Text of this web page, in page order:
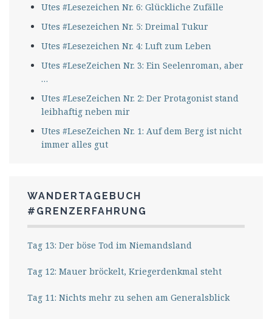
Utes #Lesezeichen Nr. 6: Glückliche Zufälle
Utes #Lesezeichen Nr. 5: Dreimal Tukur
Utes #Lesezeichen Nr. 4: Luft zum Leben
Utes #LeseZeichen Nr. 3: Ein Seelenroman, aber
…
Utes #LeseZeichen Nr. 2: Der Protagonist stand
leibhaftig neben mir
Utes #LeseZeichen Nr. 1: Auf dem Berg ist nicht
immer alles gut
WANDERTAGEBUCH
#GRENZERFAHRUNG
Tag 13: Der böse Tod im Niemandsland
Tag 12: Mauer bröckelt, Kriegerdenkmal steht
Tag 11: Nichts mehr zu sehen am Generalsblick